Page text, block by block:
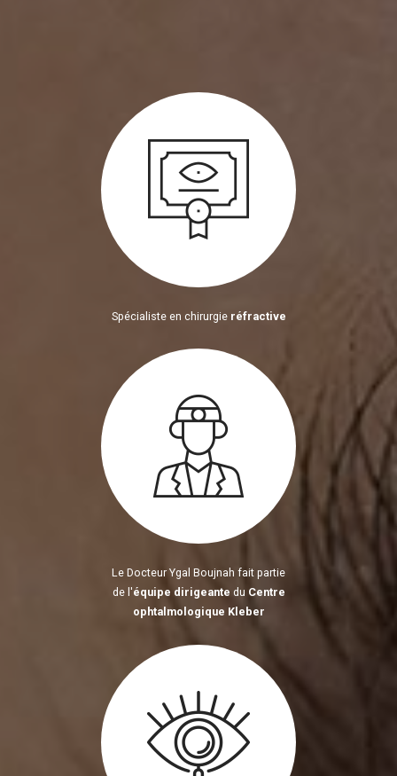
Spécialiste en chirurgie réfractive
Le Docteur Ygal Boujnah fait partie
de l'équipe dirigeante du Centre
ophtalmologique Kleber